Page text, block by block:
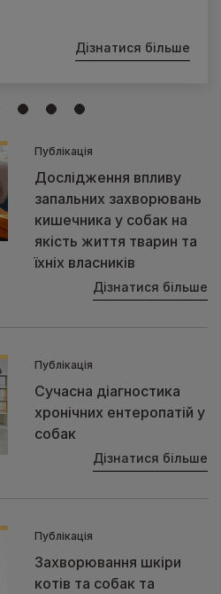
Дізнатися більше
3 4 5
Публікація
Дослідження впливу
запальних захворювань
кишечника у собак на
якість життя тварин та
їхніх власників
Дізнатися більше
Публікація
Сучасна діагностика
хронічних ентеропатій у
собак
Дізнатися більше
Публікація
Захворювання шкіри
котів та собак та